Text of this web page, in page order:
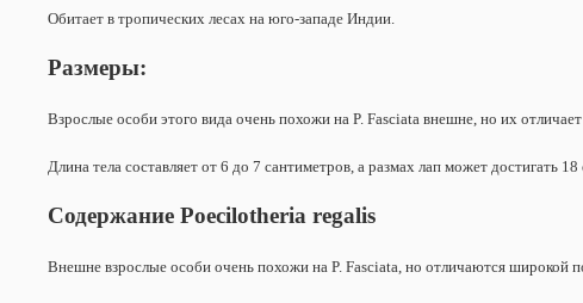
Обитает в тропических лесах на юго-западе Индии.
Размеры:
Взрослые особи этого вида очень похожи на P. Fasciata внешне, но их
Длина тела составляет от 6 до 7 сантиметров, а размах лап может достигать 18
Содержание Poecilotheria regalis
Внешне взрослые особи очень похожи на P. Fasciata, но отличаются широкой